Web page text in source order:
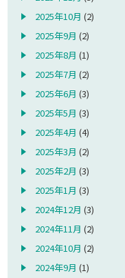
2025年10月 (2)
2025年9月 (2)
2025年8月 (1)
2025年7月 (2)
2025年6月 (3)
2025年5月 (3)
2025年4月 (4)
2025年3月 (2)
2025年2月 (3)
2025年1月 (3)
2024年12月 (3)
2024年11月 (2)
2024年10月 (2)
2024年9月 (1)